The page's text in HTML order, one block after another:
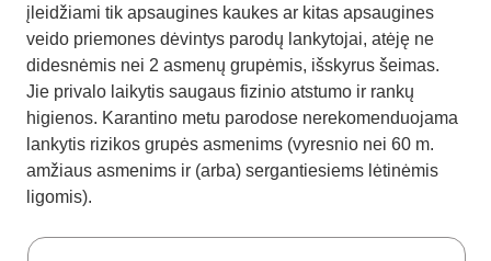
įleidžiami tik apsaugines kaukes ar kitas apsaugines
veido priemones dėvintys parodų lankytojai, atėję ne
didesnėmis nei 2 asmenų grupėmis, išskyrus šeimas.
Jie privalo laikytis saugaus fizinio atstumo ir rankų
higienos. Karantino metu parodose nerekomenduojama
lankytis rizikos grupės asmenims (vyresnio nei 60 m.
amžiaus asmenims ir (arba) sergantiesiems lėtinėmis
ligomis).